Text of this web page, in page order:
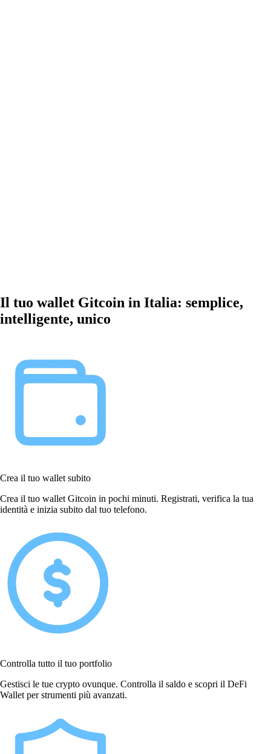
Il tuo wallet Gitcoin in Italia: semplice,
intelligente, unico
Crea il tuo wallet subito
Crea il tuo wallet Gitcoin in pochi minuti. Registrati, verifica la tua
identità e inizia subito dal tuo telefono.
Controlla tutto il tuo portfolio
Gestisci le tue crypto ovunque. Controlla il saldo e scopri il DeFi
Wallet per strumenti più avanzati.